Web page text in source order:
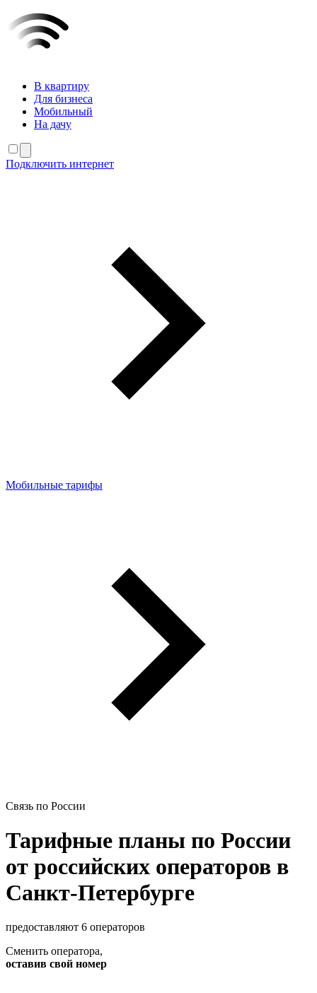
В квартиру
Для бизнеса
Мобильный
На дачу
Подключить интернет
Мобильные тарифы
Связь по России
Тарифные планы по России
от российских операторов в
Санкт-Петербурге
предоставляют 6 операторов
Сменить оператора,
оставив свой номер